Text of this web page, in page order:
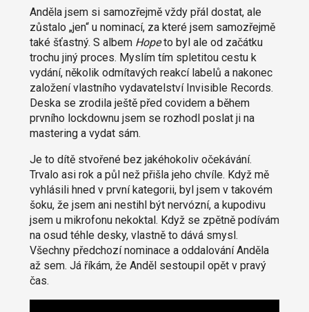
Anděla jsem si samozřejmě vždy přál dostat, ale
zůstalo „jen“ u nominací, za které jsem samozřejmě
také šťastný. S albem Hopeto byl ale od začátku
trochu jiný proces. Myslím tím spletitou cestu k
vydání, několik odmítavých reakcí labelů a nakonec
založení vlastního vydavatelství Invisible Records.
Deska se zrodila ještě před covidem a během
prvního lockdownu jsem se rozhodl poslat ji na
mastering a vydat sám.
Je to dítě stvořené bez jakéhokoliv očekávání.
Trvalo asi rok a půl než přišla jeho chvíle. Když mě
vyhlásili hned v první kategorii, byl jsem v takovém
šoku, že jsem ani nestihl být nervózní, a kupodivu
jsem u mikrofonu nekoktal. Když se zpětně podívám
na osud téhle desky, vlastně to dává smysl.
Všechny předchozí nominace a oddalování Anděla
až sem. Já říkám, že Anděl sestoupil opět v pravý
čas.